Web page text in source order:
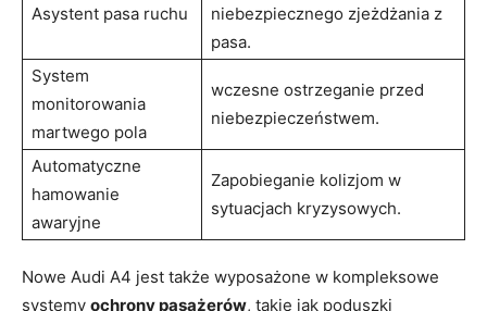
Asystent pasa ruchu
niebezpiecznego zjeżdżania z
pasa.
System
monitorowania
martwego pola
wczesne ostrzeganie przed
niebezpieczeństwem.
Automatyczne
hamowanie
awaryjne
Zapobieganie kolizjom w
sytuacjach kryzysowych.
Nowe Audi A4 jest także wyposażone w kompleksowe
systemy ochrony pasażerów, takie jak poduszki